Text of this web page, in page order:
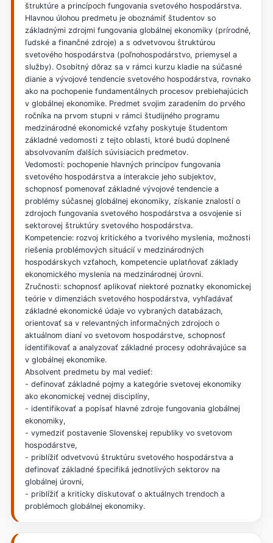
štruktúre a princípoch fungovania svetového hospodárstva.
Hlavnou úlohou predmetu je oboznámiť študentov so
základnými zdrojmi fungovania globálnej ekonomiky (prírodné,
ľudské a finančné zdroje) a s odvetvovou štruktúrou
svetového hospodárstva (poľnohospodárstvo, priemysel a
služby). Osobitný dôraz sa v rámci kurzu kladie na súčasné
dianie a vývojové tendencie svetového hospodárstva, rovnako
ako na pochopenie fundamentálnych procesov prebiehajúcich
v globálnej ekonomike. Predmet svojim zaradením do prvého
ročníka na prvom stupni v rámci študijného programu
medzinárodné ekonomické vzťahy poskytuje študentom
základné vedomosti z tejto oblasti, ktoré budú doplnené
absolvovaním ďalších súvisiacich predmetov.
Vedomosti: pochopenie hlavných princípov fungovania
svetového hospodárstva a interakcie jeho subjektov,
schopnosť pomenovať základné vývojové tendencie a
problémy súčasnej globálnej ekonomiky, získanie znalostí o
zdrojoch fungovania svetového hospodárstva a osvojenie si
sektorovej štruktúry svetového hospodárstva.
Kompetencie: rozvoj kritického a tvorivého myslenia, možnosti
riešenia problémových situácií v medzinárodných
hospodárskych vzťahoch, kompetencie uplatňovať základy
ekonomického myslenia na medzinárodnej úrovni.
Zručnosti: schopnosť aplikovať niektoré poznatky ekonomickej
teórie v dimenziách svetového hospodárstva, vyhľadávať
základné ekonomické údaje vo vybraných databázach,
orientovať sa v relevantných informačných zdrojoch o
aktuálnom dianí vo svetovom hospodárstve, schopnosť
identifikovať a analyzovať základné procesy odohrávajúce sa
v globálnej ekonomike.
Absolvent predmetu by mal vedieť:
- definovať základné pojmy a kategórie svetovej ekonomiky
ako ekonomickej vednej disciplíny,
- identifikovať a popísať hlavné zdroje fungovania globálnej
ekonomiky,
- vymedziť postavenie Slovenskej republiky vo svetovom
hospodárstve,
- priblížiť odvetvovú štruktúru svetového hospodárstva a
definovať základné špecifiká jednotlivých sektorov na
globálnej úrovni,
- priblížiť a kriticky diskutovať o aktuálnych trendoch a
problémoch globálnej ekonomiky.